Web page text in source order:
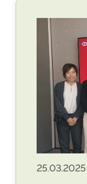
25.03.2025